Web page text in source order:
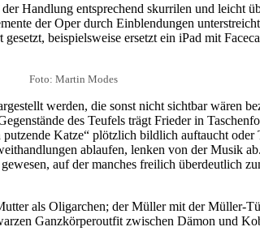
Handlung entsprechend skurrilen und leicht
der Oper durch Einblendungen
beispielsweise ersetzt ein iPad mit
Foto: Martin Modes
werden, die sonst nicht sichtbar wären
des Teufels trägt Frieder in
Katze“ plötzlich bildlich auftaucht
ablaufen, lenken von der Musik
auf der manches freilich überdeutlich
als Oligarchen; der Müller mit der Müller-
Ganzkörperoutfit zwischen Dämon und